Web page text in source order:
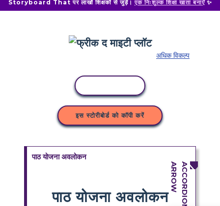
Storyboard That पर लाखों शिक्षकों से जुड़ें। एक निःशुल्क शिक्षा खाता बनाएँ✨
अधिक विकल्प
इस स्टोरीबोर्ड को कॉपी करें
पाठ योजना अवलोकन
पाठ योजना अवलोकन